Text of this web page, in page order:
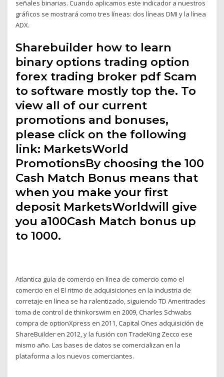
señales binarias. Cuando aplicamos este indicador a nuestros
gráficos se mostrará como tres líneas: dos líneas DMI y la línea
ADX.
Sharebuilder how to learn
binary options trading option
forex trading broker pdf Scam
to software mostly top the. To
view all of our current
promotions and bonuses,
please click on the following
link: MarketsWorld
PromotionsBy choosing the 100
Cash Match Bonus means that
when you make your first
deposit MarketsWorldwill give
you a100Cash Match bonus up
to 1000.
Atlantica guía de comercio en línea de comercio como el
comercio en el El ritmo de adquisiciones en la industria de
corretaje en línea se ha ralentizado, siguiendo TD Ameritrades
toma de control de thinkorswim en 2009, Charles Schwabs
compra de optionXpress en 2011, Capital Ones adquisición de
ShareBuilder en 2012, y la fusión con TradeKing Zecco ese
mismo año. Las bases de datos se comercializan en la
plataforma a los nuevos comerciantes.